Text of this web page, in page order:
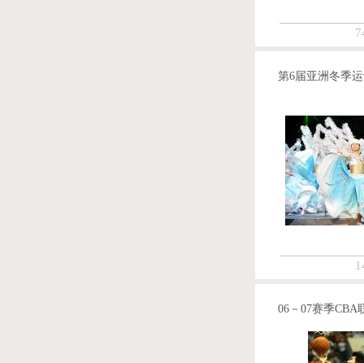
第6届亚洲冬季
06－07赛季CBA